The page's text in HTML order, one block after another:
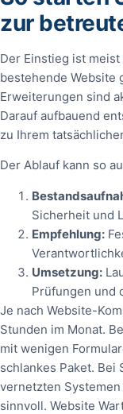
zur
Der Einstieg ist
bestehende Website
Erweiterungen sind
Darauf aufbauend
zu Ihrem
Der Ablauf kann so
Sicherheit und
Empfehlung:
Umsetzung:
Prüfungen und
Je nach Website-
Stunden im Monat.
mit wenigen
schlankes Paket. Bei
vernetzten
sinnvoll. Website